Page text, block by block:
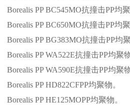
Borealis PP BC545MO抗撞击PP均
Borealis PP BC650MO抗撞击PP均
Borealis PP BG383MO抗撞击PP均
Borealis PP WA522E抗撞击PP均聚
Borealis PP WA590E抗撞击PP均聚
Borealis PP HD822CFPP均聚物。
Borealis PP HE125MOPP均聚物。